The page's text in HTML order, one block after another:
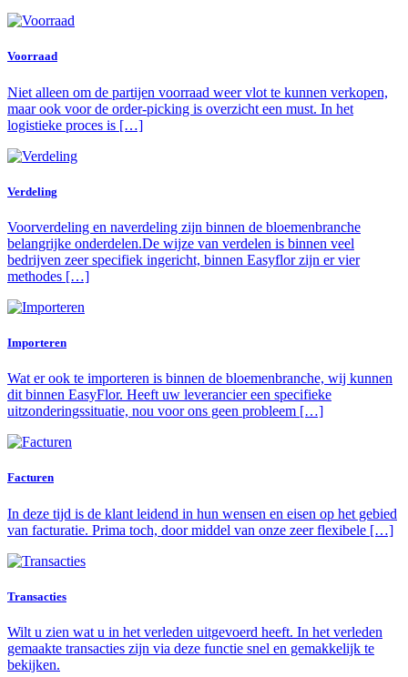
Voorraad
Niet alleen om de partijen voorraad weer vlot te kunnen verkopen,
maar ook voor de order-picking is overzicht een must. In het
logistieke proces is […]
Verdeling
Voorverdeling en naverdeling zijn binnen de bloemenbranche
belangrijke onderdelen.De wijze van verdelen is binnen veel
bedrijven zeer specifiek ingericht, binnen Easyflor zijn er vier
methodes […]
Importeren
Wat er ook te importeren is binnen de bloemenbranche, wij kunnen
dit binnen EasyFlor. Heeft uw leverancier een specifieke
uitzonderingssituatie, nou voor ons geen probleem […]
Facturen
In deze tijd is de klant leidend in hun wensen en eisen op het gebied
van facturatie. Prima toch, door middel van onze zeer flexibele […]
Transacties
Wilt u zien wat u in het verleden uitgevoerd heeft. In het verleden
gemaakte transacties zijn via deze functie snel en gemakkelijk te
bekijken.